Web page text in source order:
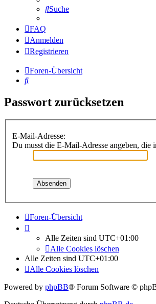
Suche
FAQ
Anmelden
Registrieren
Foren-Übersicht
Suche
Passwort zurücksetzen
E-Mail-Adresse:
Du musst die E-Mail-Adresse angeben, die
Foren-Übersicht
Alle Zeiten sind UTC+01:00
Alle Cookies löschen
Alle Zeiten sind UTC+01:00
Alle Cookies löschen
Powered by phpBB® Forum Software ©